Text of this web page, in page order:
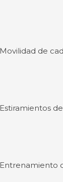
Movilidad de
Estiramientos
Entrenamiento